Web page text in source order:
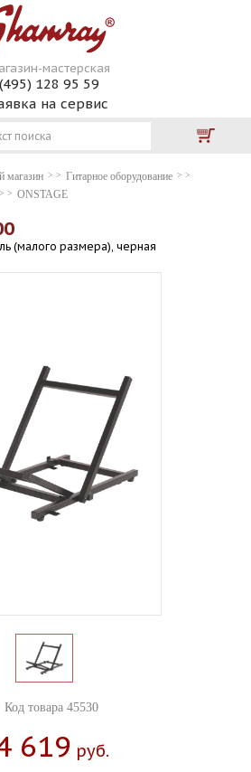
мастерская
(495) 128 95 59
на сервис
магазин
Гитарное оборудование
ONSTAGE
(малого размера), черная
Код товара 45530
619 Руб.